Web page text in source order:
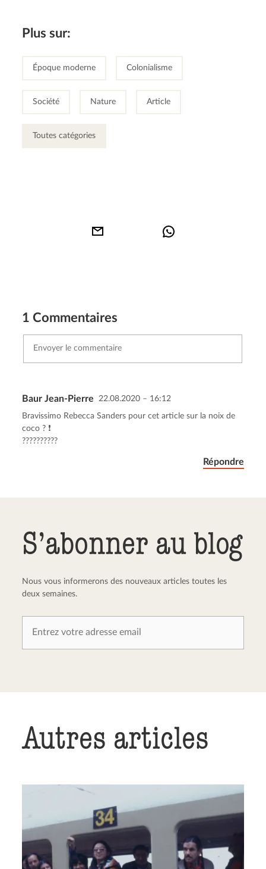
Plus sur:
Époque moderne Colonialisme
Société Nature Article
Toutes catégories
1 Commentaires
Annuler Envoyer le commentaire
Baur Jean-Pierre 22.08.2020 – 16:12
Bravissimo Rebecca Sanders pour cet article sur la noix de
coco ? ❗️
??????????
Répondre
S’abonner au blog
Nous vous informerons des nouveaux articles toutes les
deux semaines.
Autres articles